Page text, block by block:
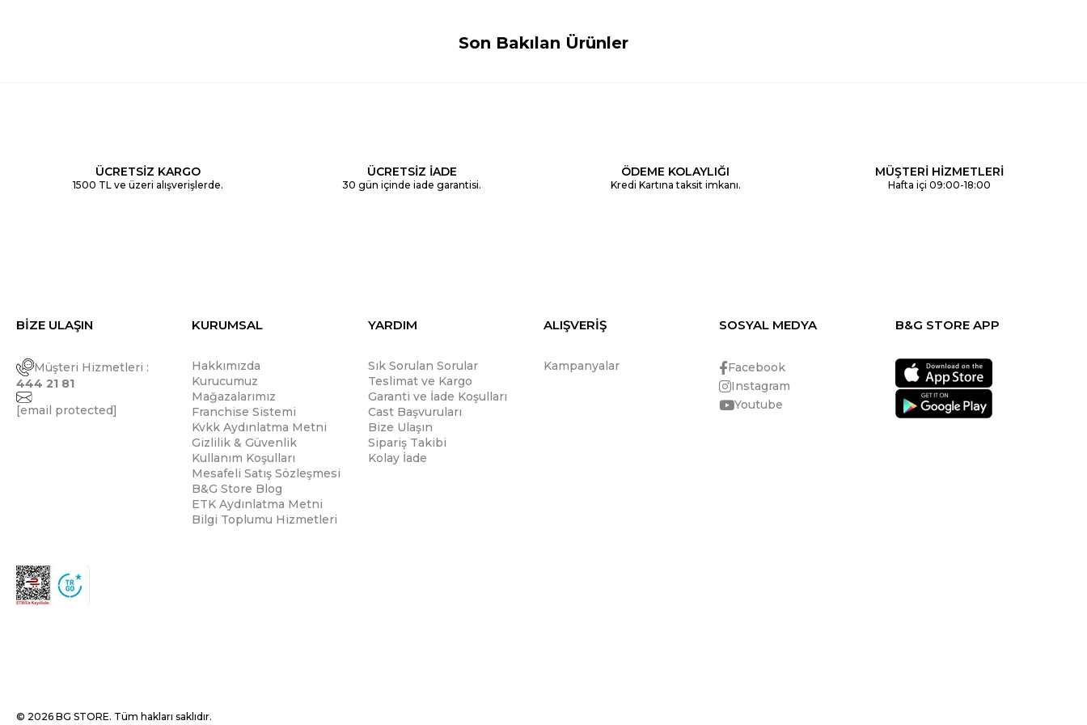
Son Bakılan Ürünler
ÜCRETSİZ KARGO
1500 TL ve üzeri alışverişlerde.
ÜCRETSİZ İADE
30 gün içinde iade garantisi.
ÖDEME KOLAYLIĞI
Kredi Kartına taksit imkanı.
MÜŞTERİ HİZMETLERİ
Hafta içi 09:00-18:00
BİZE ULAŞIN
Müşteri Hizmetleri :
444 21 81
[email protected]
KURUMSAL
Hakkımızda
Kurucumuz
Mağazalarımız
Franchise Sistemi
Kvkk Aydınlatma Metni
Gizlilik & Güvenlik
Kullanım Koşulları
Mesafeli Satış Sözleşmesi
B&G Store Blog
ETK Aydınlatma Metni
Bilgi Toplumu Hizmetleri
YARDIM
Sık Sorulan Sorular
Teslimat ve Kargo
Garanti ve İade Koşulları
Cast Başvuruları
Bize Ulaşın
Sipariş Takibi
Kolay İade
ALIŞVERİŞ
Kampanyalar
SOSYAL MEDYA
Facebook
Instagram
Youtube
B&G STORE APP
© 2026 BG STORE. Tüm hakları saklıdır.